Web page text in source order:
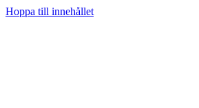
Hoppa till innehållet